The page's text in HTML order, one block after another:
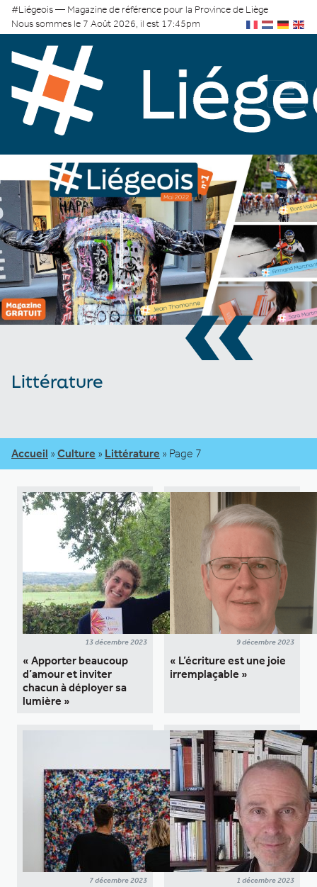
#Liégeois — Magazine de référence pour la Province de Liège
Nous sommes le 7 Août 2026, il est 17:45pm
«
Littérature
Accueil » Culture » Littérature » Page 7
13 décembre 2023
« Apporter beaucoup
d’amour et inviter
chacun à déployer sa
lumière »
9 décembre 2023
« L’écriture est une joie
irremplaçable »
7 décembre 2023 1 décembre 2023